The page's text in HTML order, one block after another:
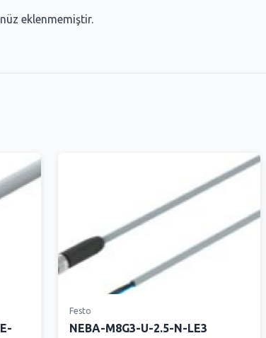
eklenmemiştir.
Festo
NEBA-M8G3-U-2.5-N-LE3